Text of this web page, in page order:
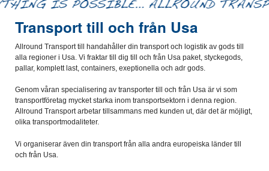
Transport till och från Usa
Allround Transport till handahåller din transport och logistik av gods till
alla regioner i Usa. Vi fraktar till dig till och från Usa paket, styckegods,
pallar, komplett last, containers, exeptionella och adr gods.
Genom våran specialisering av transporter till och från Usa är vi som
transportföretag mycket starka inom transportsektorn i denna region.
Allround Transport arbetar tillsammans med kunden ut, där det är möjligt,
olika transportmodaliteter.
Vi organiserar även din transport från alla andra europeiska länder till
och från Usa.